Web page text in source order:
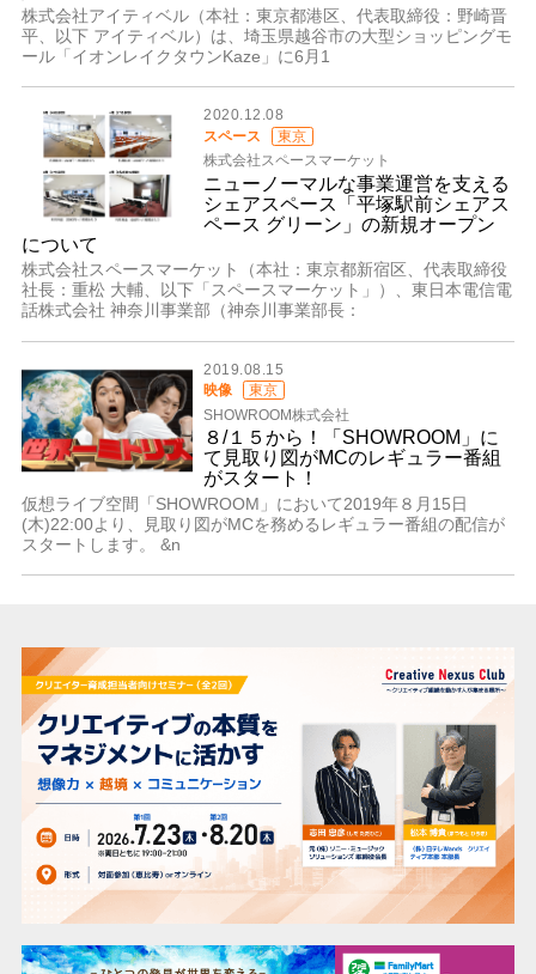
株式会社アイティベル（本社：東京都港区、代表取締役：野崎晋
平、以下 アイティベル）は、埼玉県越谷市の大型ショッピングモ
ール「イオンレイクタウンKaze」に6月1
2020.12.08
スペース
東京
株式会社スペースマーケット
ニューノーマルな事業運営を支える
シェアスペース「平塚駅前シェアス
ペース グリーン」の新規オープン
について
株式会社スペースマーケット（本社：東京都新宿区、代表取締役
社長：重松 大輔、以下「スペースマーケット」）、東日本電信電
話株式会社 神奈川事業部（神奈川事業部長：
2019.08.15
映像
東京
SHOWROOM株式会社
８/１５から！「SHOWROOM」に
て見取り図がMCのレギュラー番組
がスタート！
仮想ライブ空間「SHOWROOM」において2019年８月15日
(木)22:00より、見取り図がMCを務めるレギュラー番組の配信が
スタートします。 &n